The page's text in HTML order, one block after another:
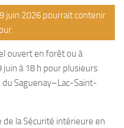
juin 2026 pourrait contenir
ouvert en forêt ou à
à 18 h pour plusieurs
Saguenay–Lac-Saint-
la Sécurité intérieure en